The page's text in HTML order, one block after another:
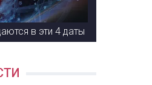
в эти 4 даты